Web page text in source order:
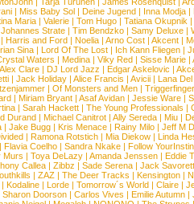
| Miss Baby Sol | Deine Jugend | Inna Modja |
Maria | Valerie | Tom Hugo | Tatiana Okupnik |
Johannes Strate | Tim Bendzko | Samy Deluxe |
| Harris and Ford | Noelia | Arno Cost | Akcent |
Sina| Lord Of The Lost| Ich Kann Fliegen|
Waters | Medina| Viky Red| Sisse Marie|
Alex Clare | DJ Lord Jazz | Edgar Askelovic |
| Jack Holiday | Alice Francis | Avicii | Lana
| Of Monsters and Men| Triggerfinger
| Miriam Bryant| Asaf Avidan| Jessie Ware|
| Sarah Hackett | The Young Professionals |
Durand | Michael Canitrot | Ally Sereda | Miu |
| Jake Bugg| Kris Menace| Rainy Milo| Jeff M
| Ramona Rotstich| Mia Diekow| Linda
Flavia Coelho| Sandra Nkake| Follow
Murs | Toya DeLazy | Amanda Jenssen | Eddie
Callea| Zibbz | Sade Serena| Jack
| ZAZ | The Deer Tracks | Kensington |
Kodaline| Lorde| Tomorrow´s World| Claire|
Sharon Doorson| Carlos Vives | Emilie Autumn|